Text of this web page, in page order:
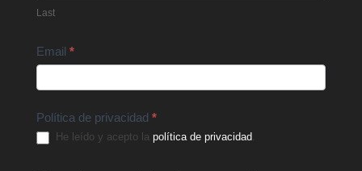
Last
Email *
Política de privacidad *
He leído y acepto la política de privacidad.